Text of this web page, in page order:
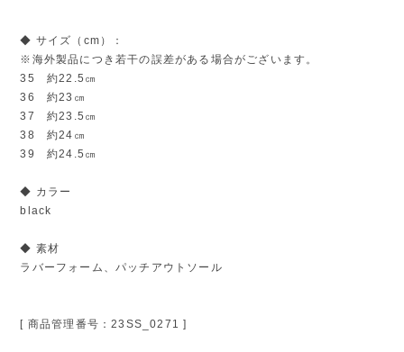
◆ サイズ（cm）：
※海外製品につき若干の誤差がある場合がございます。
35 約22.5㎝
36 約23㎝
37 約23.5㎝
38 約24㎝
39 約24.5㎝
◆ カラー
black
◆ 素材
ラバーフォーム、パッチアウトソール
[ 商品管理番号：23SS_0271 ]